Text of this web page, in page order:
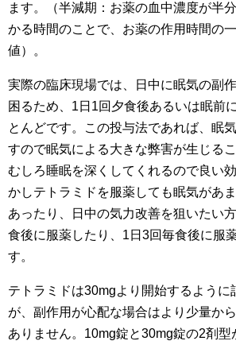
ます。（半減期：お薬の血中濃度が半
かる時間のことで、お薬の作用時間の
値）。
実際の臨床現場では、日中に眠気の副
困るため、1日1回夕食後あるいは眠前
とんどです。この投与法であれば、眠
すので眠気による大きな弊害が生じる
むしろ睡眠を深くしてくれるので良い
かしテトラミドを服薬しても眠気があ
あったり、日中の気力改善を狙いたい
食後に服薬したり、1日3回毎食後に服
す。
テトラミドは30mgより開始するように
が、副作用が心配な場合はより少量か
ありません。10mg錠と30mg錠の2剤型